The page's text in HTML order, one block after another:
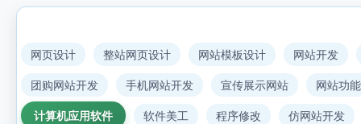
网页设计 整站网页设计 网站模板设计
网站开发
团购网站开发
手机网站开发 宣传展示网站
网站功
计算机应用软件
软件美工 程序修改
仿网站开发